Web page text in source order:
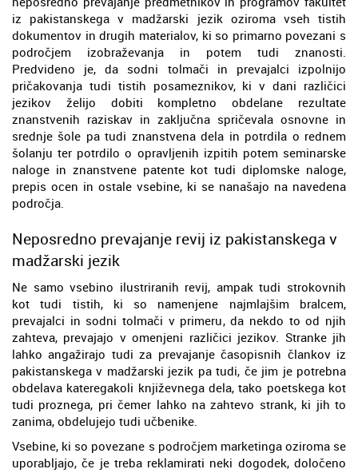
iz pakistanskega v madžarski jezik oziroma vseh tistih
dokumentov in drugih materialov, ki so primarno povezani s
področjem izobraževanja in potem tudi znanosti.
Predvideno je, da sodni tolmači in prevajalci izpolnijo
pričakovanja tudi tistih posameznikov, ki v dani različici
jezikov želijo dobiti kompletno obdelane rezultate
znanstvenih raziskav in zaključna spričevala osnovne in
srednje šole pa tudi znanstvena dela in potrdila o rednem
šolanju ter potrdilo o opravljenih izpitih potem seminarske
naloge in znanstvene patente kot tudi diplomske naloge,
prepis ocen in ostale vsebine, ki se nanašajo na navedena
področja.
Neposredno prevajanje revij iz pakistanskega v
madžarski jezik
Ne samo vsebino ilustriranih revij, ampak tudi strokovnih
kot tudi tistih, ki so namenjene najmlajšim bralcem,
prevajalci in sodni tolmači v primeru, da nekdo to od njih
zahteva, prevajajo v omenjeni različici jezikov. Stranke jih
lahko angažirajo tudi za prevajanje časopisnih člankov iz
pakistanskega v madžarski jezik pa tudi, če jim je potrebna
obdelava kateregakoli književnega dela, tako poetskega kot
tudi proznega, pri čemer lahko na zahtevo strank, ki jih to
zanima, obdelujejo tudi učbenike.
Vsebine, ki so povezane s področjem marketinga oziroma se
uporabljajo, če je treba reklamirati neki dogodek, določeno